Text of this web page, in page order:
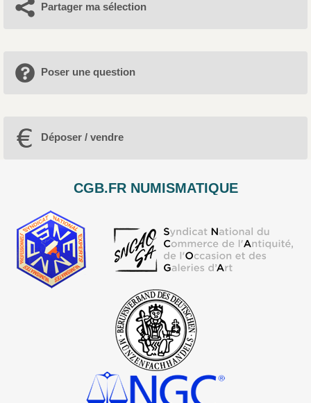
Partager ma sélection
Poser une question
Déposer / vendre
CGB.FR NUMISMATIQUE